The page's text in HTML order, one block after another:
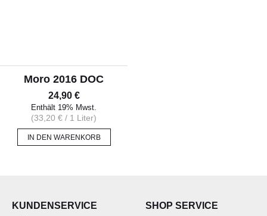
Moro 2016 DOC
24,90 €
Enthält 19% Mwst.
(33,20 € / 1 Liter)
IN DEN WARENKORB
KUNDENSERVICE
SHOP SERVICE